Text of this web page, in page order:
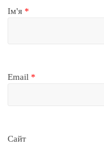
Ім'я *
Email *
Сайт